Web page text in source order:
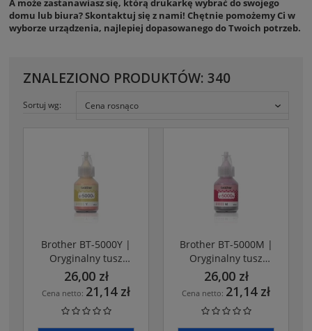
A może zastanawiasz się, którą drukarkę wybrać do swojego
domu lub biura? Skontaktuj się z nami! Chętnie pomożemy Ci w
wyborze urządzenia, najlepiej dopasowanego do Twoich potrzeb.
ZNALEZIONO PRODUKTÓW: 340
Sortuj wg: Cena rosnąco
Brother BT-5000Y |
Oryginalny tusz
YELLOW
26,00 zł
Cena netto: 21,14 zł
Brother BT-5000M |
Oryginalny tusz
MAGENTA
26,00 zł
Cena netto: 21,14 zł